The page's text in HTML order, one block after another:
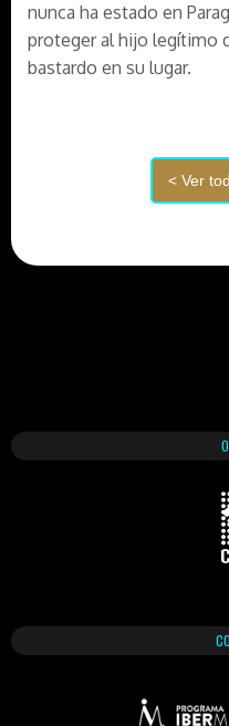
nunca ha estado en
proteger al hijo legítimo
bastardo en su lugar.